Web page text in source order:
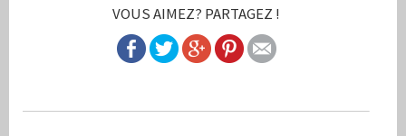
VOUS AIMEZ? PARTAGEZ !